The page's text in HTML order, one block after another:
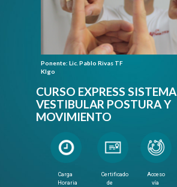
CURSO EXPRESS SISTEMA
VESTIBULAR POSTURA Y
MOVIMIENTO
Carga
Horaria
Certificado
de
Acceso
vía
Ponente: Lic. Pablo Rivas TF
Klgo